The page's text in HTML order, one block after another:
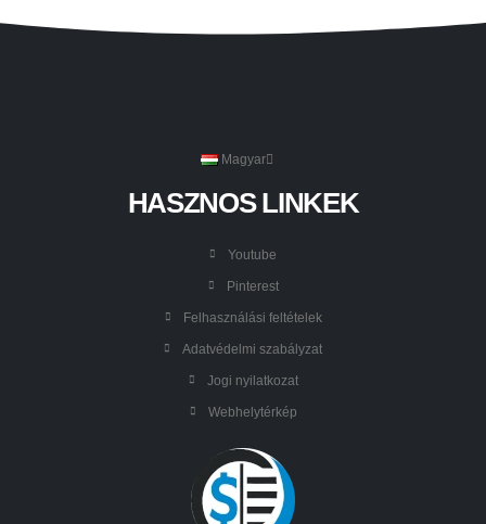
Magyar
HASZNOS LINKEK
Youtube
Pinterest
Felhasználási feltételek
Adatvédelmi szabályzat
Jogi nyilatkozat
Webhelytérkép